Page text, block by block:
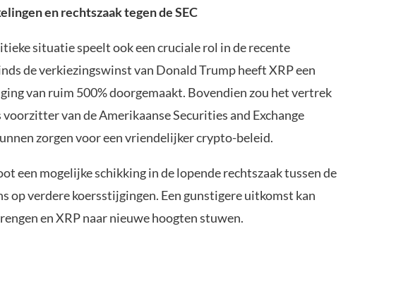
en rechtszaak tegen de SEC
situatie speelt ook een cruciale rol in de recente
de verkiezingswinst van Donald Trump heeft XRP een
van ruim 500% doorgemaakt. Bovendien zou het vertrek
voorzitter van de Amerikaanse Securities and Exchange
zorgen voor een vriendelijker crypto-beleid.
een mogelijke schikking in de lopende rechtszaak tussen de
op verdere koersstijgingen. Een gunstigere uitkomst kan
en XRP naar nieuwe hoogten stuwen.